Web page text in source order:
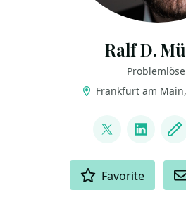
Ralf D.
Frankfurt am
Favorite